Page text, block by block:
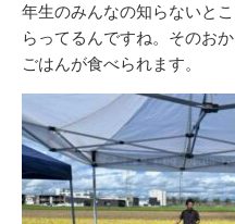
年生のみんなの知らないと
らってるんですね。そのお
ごはんが食べられます。